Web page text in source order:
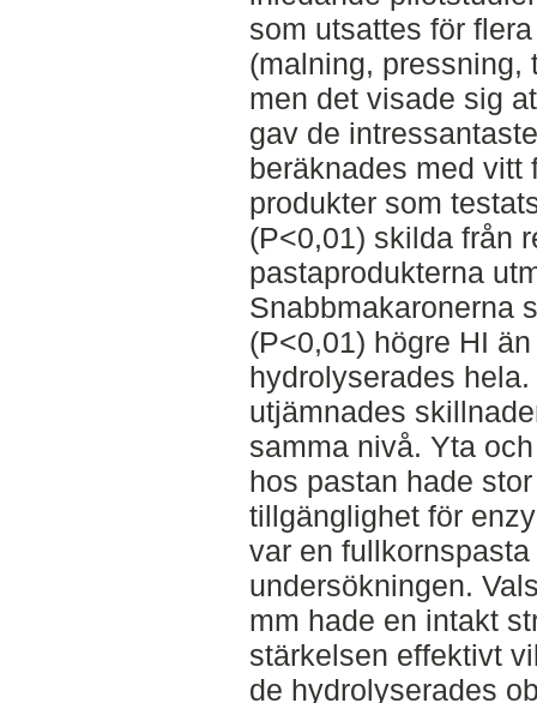
som utsattes för
(malning, pressning,
men det visade sig
gav de
beräknades med vitt
produkter som
(P<0,01) skilda från
pastaprodukterna
Snabbmakaronerna
(P<0,01) högre HI
hydrolyserades
utjämnades
samma nivå. Yta
hos pastan hade
tillgänglighet för
var en
undersökningen.
mm hade en intakt
stärkelsen effektivt
de hydrolyserades